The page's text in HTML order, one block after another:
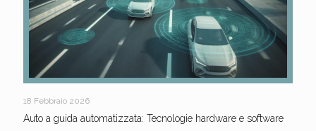
18 Febbraio 2026
Auto a guida automatizzata: Tecnologie hardware e software